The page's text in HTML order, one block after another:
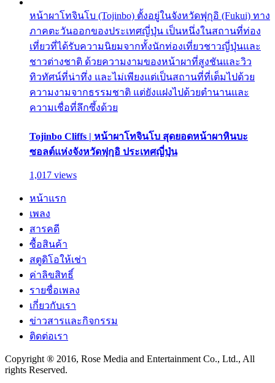
หน้าผาโทจินโบ (Tojinbo) ตั้งอยู่ในจังหวัดฟุกุอิ (Fukui) ทาง
ภาคตะวันออกของประเทศญี่ปุ่น เป็นหนึ่งในสถานที่ท่อง
เที่ยวที่ได้รับความนิยมจากทั้งนักท่องเที่ยวชาวญี่ปุ่นและ
ชาวต่างชาติ ด้วยความงามของหน้าผาที่สูงชันและวิว
ทิวทัศน์ที่น่าทึ่ง และไม่เพียงแต่เป็นสถานที่ที่เต็มไปด้วย
ความงามจากธรรมชาติ แต่ยังแฝงไปด้วยตำนานและ
ความเชื่อที่ลึกซึ้งด้วย
Tojinbo Cliffs | หน้าผาโทจินโบ สุดยอดหน้าผาหินบะ
ซอลต์แห่งจังหวัดฟุกุอิ ประเทศญี่ปุ่น
1,017 views
หน้าแรก
เพลง
สารคดี
ซื้อสินค้า
สตูดิโอให้เช่า
ค่าลิขสิทธิ์
รายชื่อเพลง
เกี่ยวกับเรา
ข่าวสารและกิจกรรม
ติดต่อเรา
Copyright ® 2016, Rose Media and Entertainment Co., Ltd., All
rights Reserved.